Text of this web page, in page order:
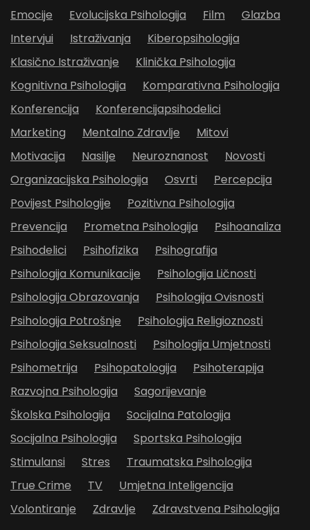
Emocije
Evolucijska Psihologija Film
Glazba
Intervjui
Istraživanja
Kiberopsihologija
Klasično Istraživanje
Klinička Psihologija
Kognitivna Psihologija
Komparativna Psihologija
Konferencija
Konferencijapsihodelici
Marketing
Mentalno Zdravlje
Mitovi
Motivacija
Nasilje Neuroznanost
Novosti
Organizacijska Psihologija
Osvrti
Percepcija
Povijest Psihologije
Pozitivna Psihologija
Prevencija
Prometna Psihologija
Psihoanaliza
Psihodelici
Psihofizika
Psihografija
Psihologija Komunikacije
Psihologija Ličnosti
Psihologija Obrazovanja
Psihologija Ovisnosti
Psihologija Potrošnje
Psihologija Religioznosti
Psihologija Seksualnosti
Psihologija Umjetnosti
Psihometrija
Psihopatologija
Psihoterapija
Razvojna Psihologija
Sagorijevanje
Školska Psihologija
Socijalna Patologija
Socijalna Psihologija
Sportska Psihologija
Stimulansi
Stres
Traumatska Psihologija
True Crime
TV
Umjetna Inteligencija
Volontiranje
Zdravlje Zdravstvena Psihologija